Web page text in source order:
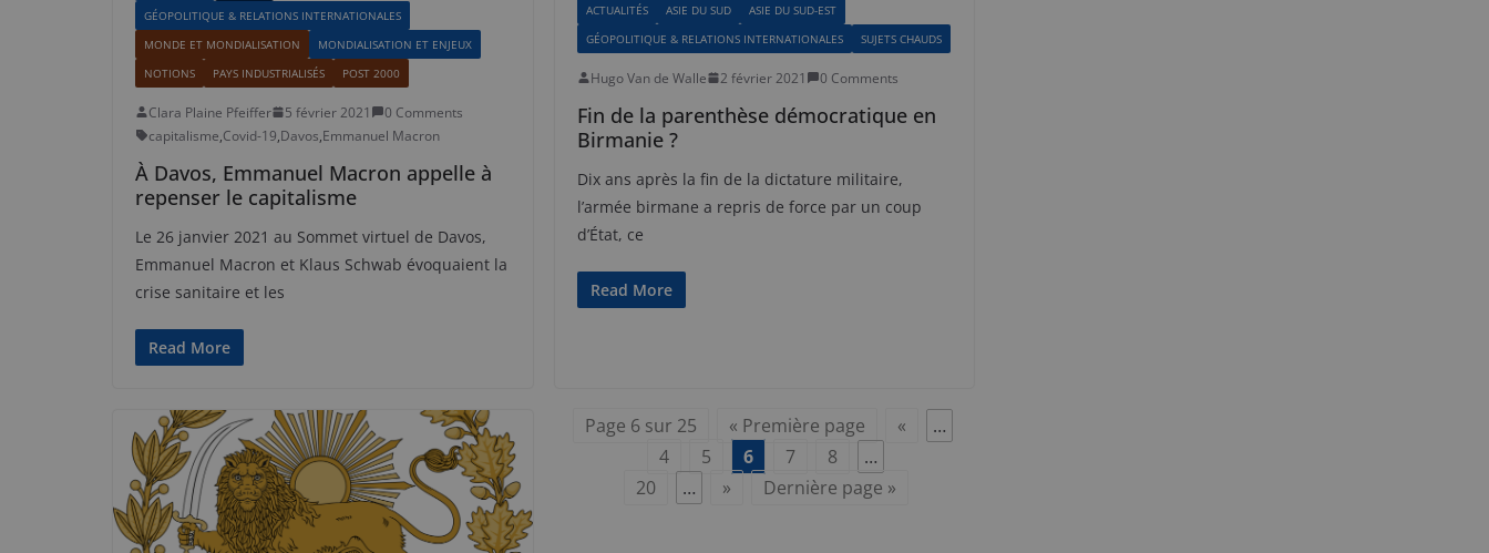
GÉOPOLITIQUE & RELATIONS INTERNATIONALES
MONDE ET MONDIALISATION
MONDIALISATION ET ENJEUX
NOTIONS
PAYS INDUSTRIALISÉS POST 2000
Clara Plaine Pfeiffer 5 février 2021
0 Comments
capitalisme,Covid-19,Davos,Emmanuel Macron
À Davos, Emmanuel Macron appelle à
repenser le capitalisme
Le 26 janvier 2021 au Sommet virtuel de Davos,
Emmanuel Macron et Klaus Schwab évoquaient la
crise sanitaire et les
Read More
ACTUALITÉS ASIE DU SUD
ASIE DU SUD-EST
GÉOPOLITIQUE & RELATIONS INTERNATIONALES
SUJETS CHAUDS
Hugo Van de Walle 2 février 2021 0 Comments
Fin de la parenthèse démocratique en
Birmanie ?
Dix ans après la fin de la dictature militaire,
l’armée birmane a repris de force par un coup
d’État, ce
Read More
Page 6 sur 25 « Première page «
…
4
5 6 7 8
…
20
… » Dernière page »